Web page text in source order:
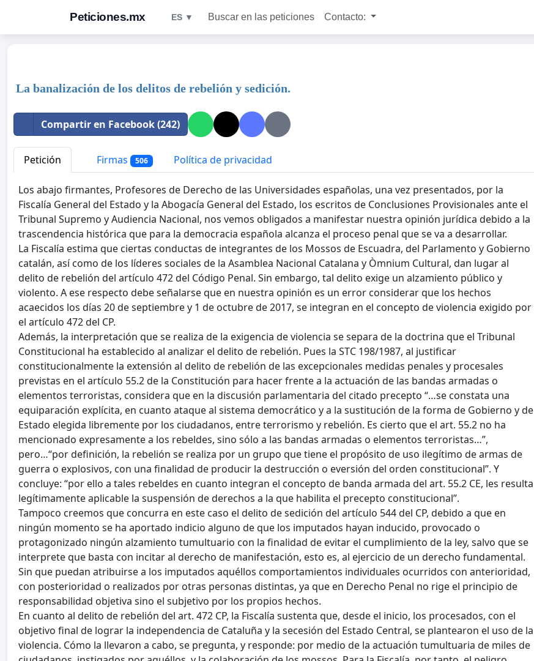
Peticiones.mx ES ▼ Buscar en las peticiones Contacto:
La banalización de los delitos de rebelión y sedición.
Compartir en Facebook (242)
Petición Firmas 506 Política de privacidad
Los abajo firmantes, Profesores de Derecho de las Universidades españolas, una vez presentados, por la
Fiscalía General del Estado y la Abogacía General del Estado, los escritos de Conclusiones Provisionales ante el
Tribunal Supremo y Audiencia Nacional, nos vemos obligados a manifestar nuestra opinión jurídica debido a la
trascendencia histórica que para la democracia española alcanza el proceso penal que se va a desarrollar.
La Fiscalía estima que ciertas conductas de integrantes de los Mossos de Escuadra, del Parlamento y Gobierno
catalán, así como de los líderes sociales de la Asamblea Nacional Catalana y Òmnium Cultural, dan lugar al
delito de rebelión del artículo 472 del Código Penal. Sin embargo, tal delito exige un alzamiento público y
violento. A ese respecto debe señalarse que en nuestra opinión es un error considerar que los hechos
acaecidos los días 20 de septiembre y 1 de octubre de 2017, se integran en el concepto de violencia exigido por
el artículo 472 del CP.
Además, la interpretación que se realiza de la exigencia de violencia se separa de la doctrina que el Tribunal
Constitucional ha establecido al analizar el delito de rebelión. Pues la STC 198/1987, al justificar
constitucionalmente la extensión al delito de rebelión de las excepcionales medidas penales y procesales
previstas en el artículo 55.2 de la Constitución para hacer frente a la actuación de las bandas armadas o
elementos terroristas, considera que en la discusión parlamentaria del citado precepto “…se constata una
equiparación explícita, en cuanto ataque al sistema democrático y a la sustitución de la forma de Gobierno y de
Estado elegida libremente por los ciudadanos, entre terrorismo y rebelión. Es cierto que el art. 55.2 no ha
mencionado expresamente a los rebeldes, sino sólo a las bandas armadas o elementos terroristas…”,
pero…“por definición, la rebelión se realiza por un grupo que tiene el propósito de uso ilegítimo de armas de
guerra o explosivos, con una finalidad de producir la destrucción o eversión del orden constitucional”. Y
concluye: “por ello a tales rebeldes en cuanto integran el concepto de banda armada del art. 55.2 CE, les resulta
legítimamente aplicable la suspensión de derechos a la que habilita el precepto constitucional”.
Tampoco creemos que concurra en este caso el delito de sedición del artículo 544 del CP, debido a que en
ningún momento se ha aportado indicio alguno de que los imputados hayan inducido, provocado o
protagonizado ningún alzamiento tumultuario con la finalidad de evitar el cumplimiento de la ley, salvo que se
interprete que basta con incitar al derecho de manifestación, esto es, al ejercicio de un derecho fundamental.
Sin que puedan atribuirse a los imputados aquéllos comportamientos individuales ocurridos con anterioridad,
con posterioridad o realizados por otras personas distintas, ya que en Derecho Penal no rige el principio de
responsabilidad objetiva sino el subjetivo por los propios hechos.
En cuanto al delito de rebelión del art. 472 CP, la Fiscalía sustenta que, desde el inicio, los procesados, con el
objetivo final de lograr la independencia de Cataluña y la secesión del Estado Central, se plantearon el uso de la
violencia. Cómo la llevaron a cabo, se pregunta, y responde: por medio de la actuación tumultuaria de miles de